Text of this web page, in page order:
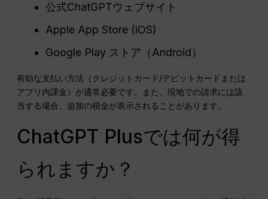
公式ChatGPTウェブサイト
Apple App Store (iOS)
Google Play ストア（Android）
有効な支払い方法（クレジットカード/デビットカードまたは
アプリ内課金）が通常必要です。また、現地での請求には該
当する場合、追加の税金が表示されることがあります。.
ChatGPT Plusでは何が得
られますか？